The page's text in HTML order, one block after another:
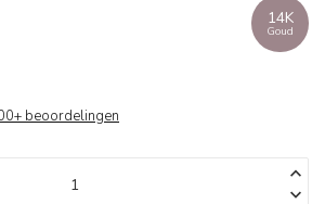
14K
Goud
beoordelingen